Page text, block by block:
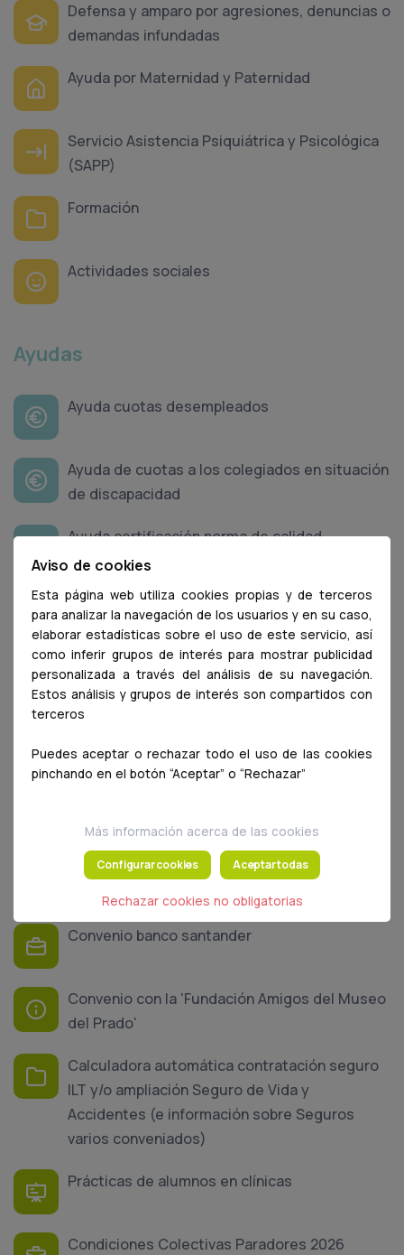
Defensa y amparo por agresiones, denuncias o
demandas infundadas
Ayuda por Maternidad y Paternidad
Servicio Asistencia Psiquiátrica y Psicológica
(SAPP)
Formación
Actividades sociales
Ayudas
Ayuda cuotas desempleados
Ayuda de cuotas a los colegiados en situación
de discapacidad
Ayuda certificación norma de calidad
Convenios
Adaptación al Reglamento de Protección
Datos
por 49.97 euros al mes
Vehículos para Colegiados en la Modalidad de
Renting
Convenio banco santander
Convenio con la 'Fundación Amigos del Museo
del Prado'
Calculadora automática contratación seguro
ILT y/o ampliación Seguro de Vida y
Accidentes (e información sobre Seguros
varios conveniados)
Prácticas de alumnos en clínicas
Condiciones Colectivas Paradores 2026
Aviso de cookies
Esta página web utiliza cookies propias y de terceros
para analizar la navegación de los usuarios y en su caso,
elaborar estadísticas sobre el uso de este servicio, así
como inferir grupos de interés para mostrar publicidad
personalizada a través del análisis de su navegación.
Estos análisis y grupos de interés son compartidos con
terceros
Puedes aceptar o rechazar todo el uso de las cookies
pinchando en el botón “Aceptar” o “Rechazar”
Más información acerca de las cookies
Configurar cookies Aceptar todas
Rechazar cookies no obligatorias